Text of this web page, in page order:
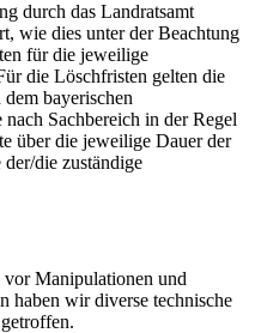
durch das Landratsamt
wie dies unter der Beachtung
für die jeweilige
die Löschfristen gelten die
bayerischen
Sachbereich in der Regel
über die jeweilige Dauer der
die zuständige
Manipulationen und
haben wir diverse technische